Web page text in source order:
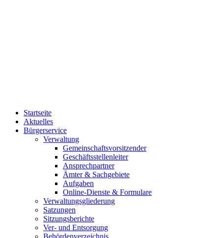
Startseite
Aktuelles
Bürgerservice
Verwaltung
Gemeinschaftsvorsitzender
Geschäftsstellenleiter
Ansprechpartner
Ämter & Sachgebiete
Aufgaben
Online-Dienste & Formulare
Verwaltungsgliederung
Satzungen
Sitzungsberichte
Ver- und Entsorgung
Behördenverzeichnis